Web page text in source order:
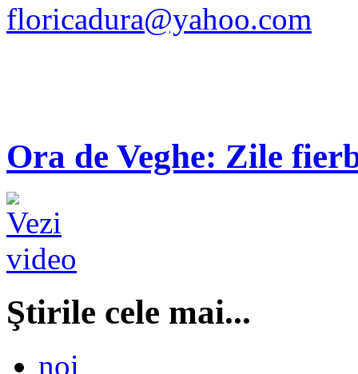
floricadura@yahoo.com
Ora de Veghe: Zile
Ştirile cele mai...
noi